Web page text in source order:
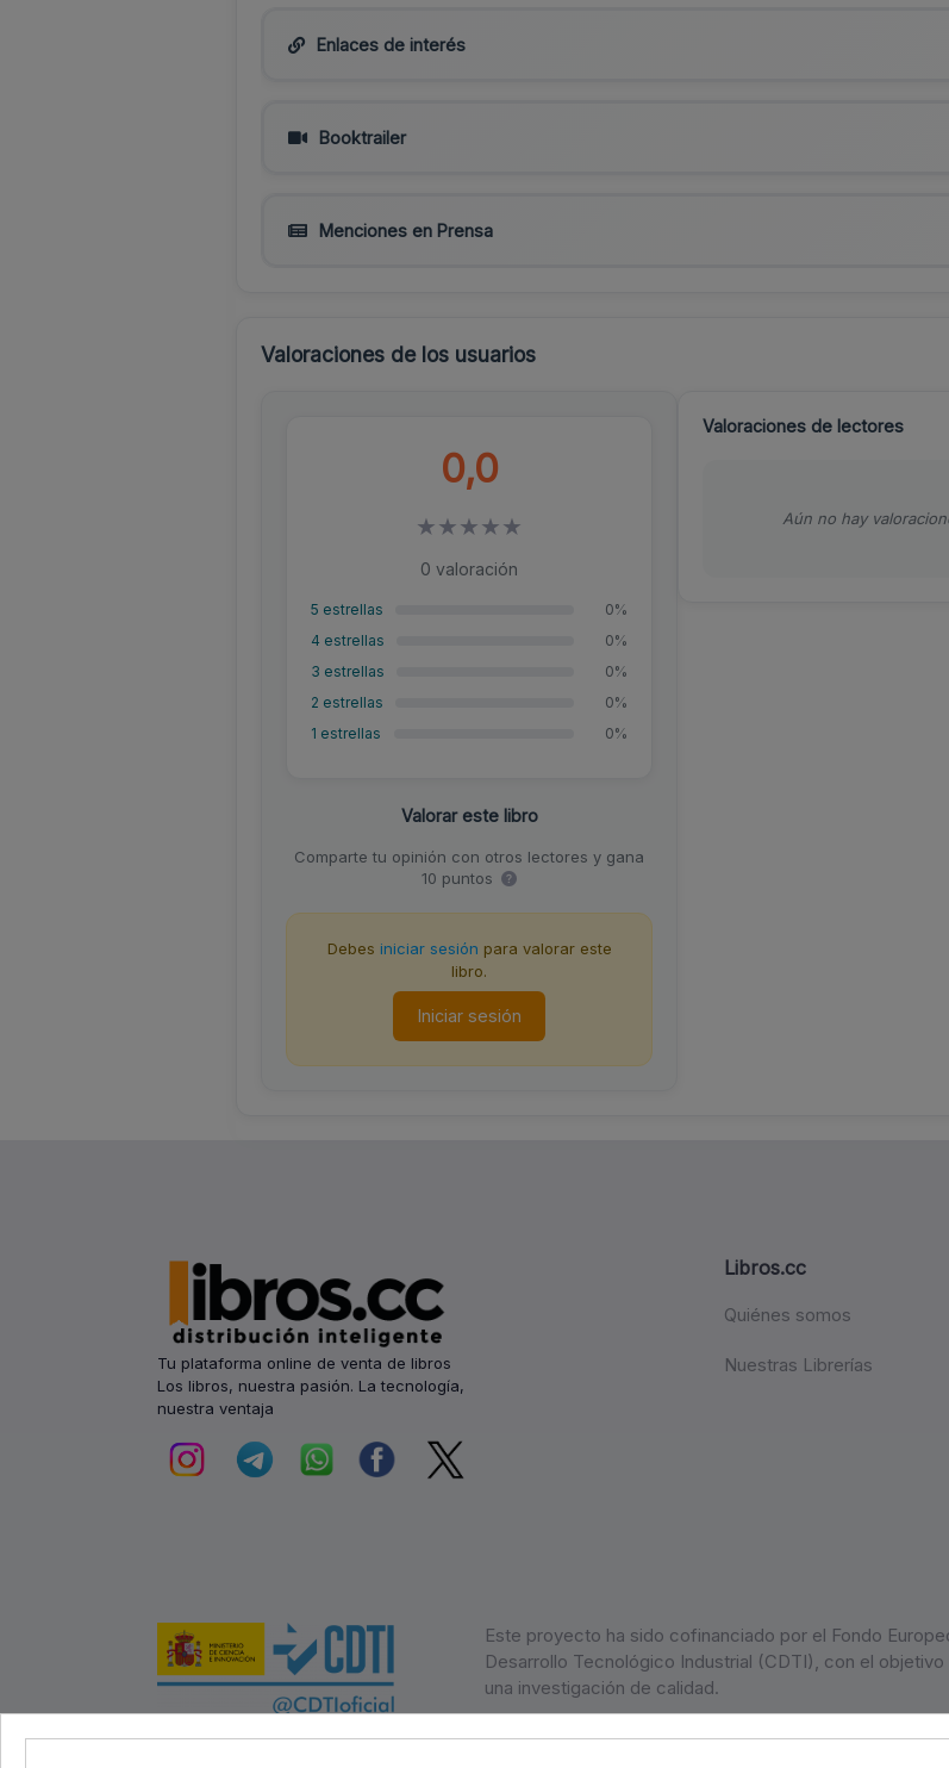
Enlaces de interés
Booktrailer
Menciones en Prensa
Valoraciones de los usuarios
0,0
★★★★★
0 valoración
5 estrellas
0%
4 estrellas
0%
3 estrellas
0%
2 estrellas
0%
1 estrellas
0%
Valorar este libro
Comparte tu opinión con otros lectores y gana
10 puntos
Debes iniciar sesión para valorar este
libro.
Iniciar sesión
Valoraciones de lectores
Aún no hay
Tu plataforma online de venta de libros
Los libros, nuestra pasión. La tecnología,
nuestra ventaja
Libros.cc
Quiénes somos
Nuestras Librerías
Este proyecto ha sido cofinanciado por el Fondo
Desarrollo Tecnológico Industrial (CDTI), con el
una investigación de calidad.